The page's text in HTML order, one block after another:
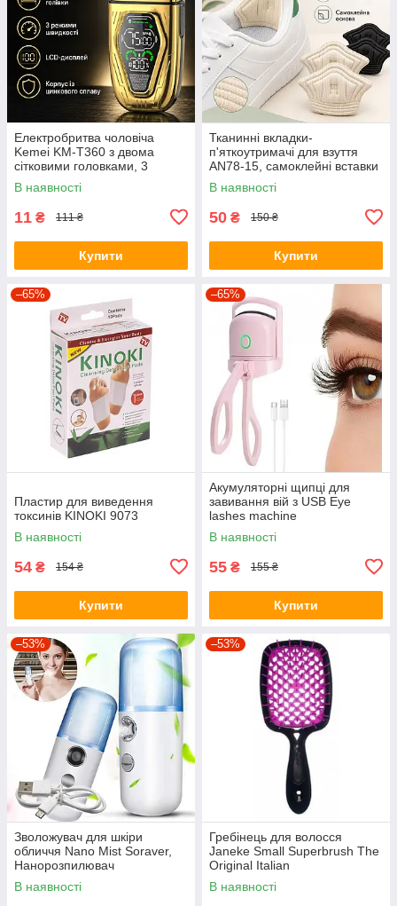
Електробритва чоловіча
Kemei KM-T360 з двома
сітковими головками, 3
швидкостями та LCD-
дисплеєм, корпус із
В наявності
11 ₴ 111 ₴
Купити
Тканинні вкладки-
п'яткоутримачі для взуття
AN78-15, самоклейні вставки
від натирання та мозолів, для
зменшення розміру взуття
В наявності
50 ₴ 150 ₴
Купити
–65%
Пластир для виведення
токсинів KINOKI 9073
В наявності
54 ₴ 154 ₴
Купити
–65%
Акумуляторні щипці для
завивання вій з USB Eye
lashes machine
В наявності
55 ₴ 155 ₴
Купити
–53%
Зволожувач для шкіри
обличчя Nano Mist Soraver,
Нанорозпилювач
В наявності
–53%
Гребінець для волосся
Janeke Small Superbrush The
Original Italian
В наявності